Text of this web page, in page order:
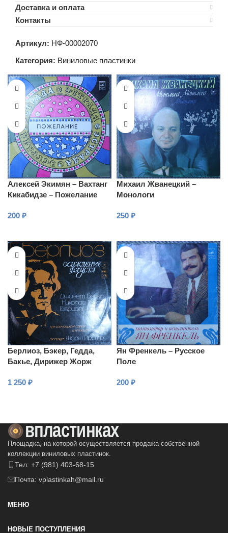
Доставка и оплата
Контакты
Артикул: НФ-00002070
Категория: Виниловые пластинки
Алексей Экимян – Вахтанг
Кикабидзе – Пожелание
200 ₽
Михаил Жванецкий –
Монологи
250 ₽
Берлиоз, Бэкер, Гедда,
Бакье, Дирижер Жорж
1 250 ₽
Ян Френкель – Русское
Поле
200 ₽
Площадка, на которой осуществляется продажа собственной
коллекции виниловых пластинок.
Тел: +7 (981) 403-68-15
Почта: vplastinkah@mail.ru
МЕНЮ
НОВЫЕ ПОСТУПЛЕНИЯ